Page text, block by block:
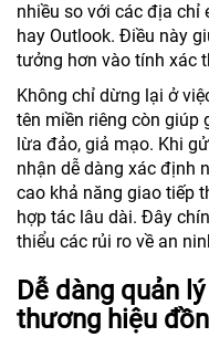
nhiều so với các địa chỉ
hay Outlook. Điều này
tưởng hơn vào tính xác
Không chỉ dừng lại ở
tên miền riêng còn giúp
lừa đảo, giả mạo. Khi
nhận dễ dàng xác định
cao khả năng giao tiếp
hợp tác lâu dài. Đây
thiểu các rủi ro về an
Dễ dàng quản
thương hiệu